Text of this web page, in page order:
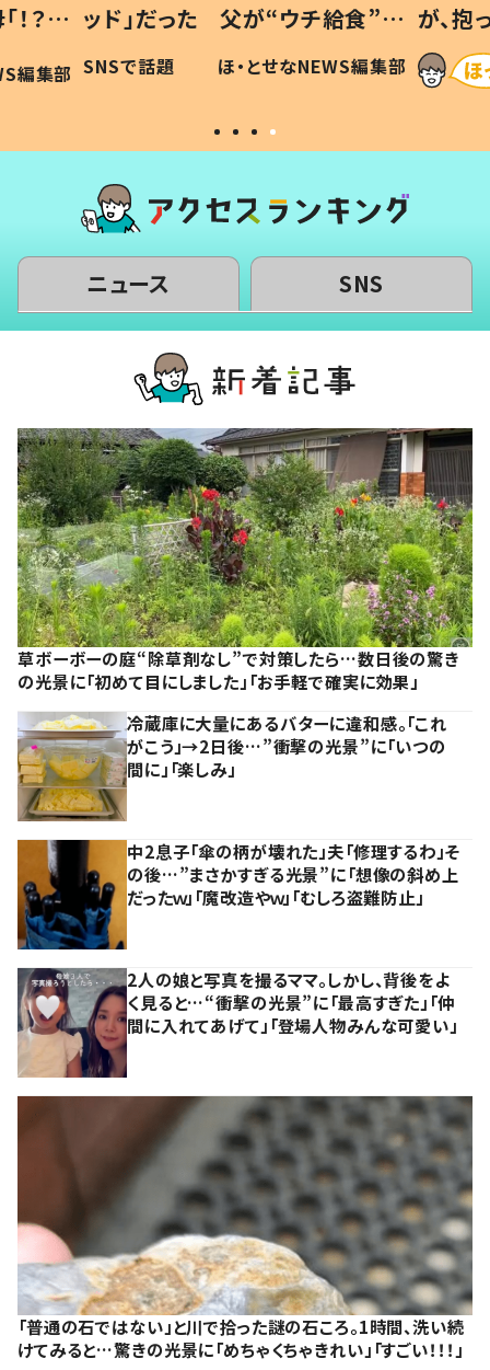
？」
編集部
ッド」だった 父が“ウチ給食”を
作り続ける理由とは #令和の親
#令和の子
SNSで話題 ほ・とせなNEWS編集部
が、
「涙が
い」
ニュース SNS
草ボーボーの庭“除草剤なし”で対策したら…数日後の驚き
の光景に「初めて目にしました」「お手軽で確実に効果」
冷蔵庫に大量にあるバターに違和感。「これ
がこう」→2日後…”衝撃の光景”に「いつの
間に」「楽しみ」
中2息子「傘の柄が壊れた」夫「修理するわ」そ
の後…”まさかすぎる光景”に「想像の斜め上
だったｗ」「魔改造やｗ」「むしろ盗難防止」
2人の娘と写真を撮るママ。しかし、背後をよ
く見ると…“衝撃の光景”に「最高すぎた」「仲
間に入れてあげて」「登場人物みんな可愛い」
「普通の石ではない」と川で拾った謎の石ころ。1時間、洗い続
けてみると…驚きの光景に「めちゃくちゃきれい」「すごい！！！」